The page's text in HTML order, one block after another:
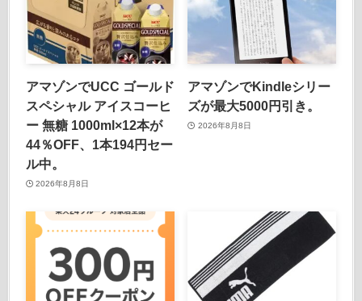
アマゾンでUCC ゴールド
スペシャル アイスコーヒ
ー 無糖 1000ml×12本が
44％OFF、1本194円セー
ル中。
2026年8月8日
アマゾンでKindleシリー
ズが最大5000円引き。
2026年8月8日